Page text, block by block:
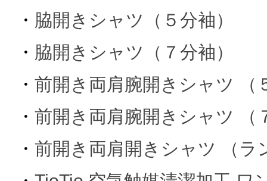
・ 脇開きシャツ（５分袖）
・ 脇開きシャツ（７分袖）
・ 前開き両肩腕開きシャツ （
・ 前開き両肩腕開きシャツ （
・ 前開き両肩開きシャツ （ラ